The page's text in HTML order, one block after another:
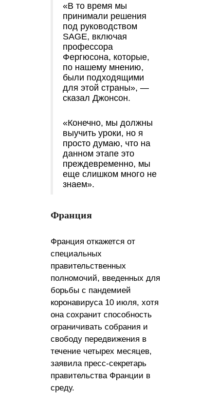
«В то время мы
принимали решения
под руководством
SAGE, включая
профессора
Фергюсона, которые,
по нашему мнению,
были подходящими
для этой страны», —
сказал Джонсон.
«Конечно, мы должны
выучить уроки, но я
просто думаю, что на
данном этапе это
преждевременно, мы
еще слишком много не
знаем».
Франция
Франция откажется от
специальных
правительственных
полномочий, введенных для
борьбы с пандемией
коронавируса 10 июля, хотя
она сохранит способность
ограничивать собрания и
свободу передвижения в
течение четырех месяцев,
заявила пресс-секретарь
правительства Франции в
среду.